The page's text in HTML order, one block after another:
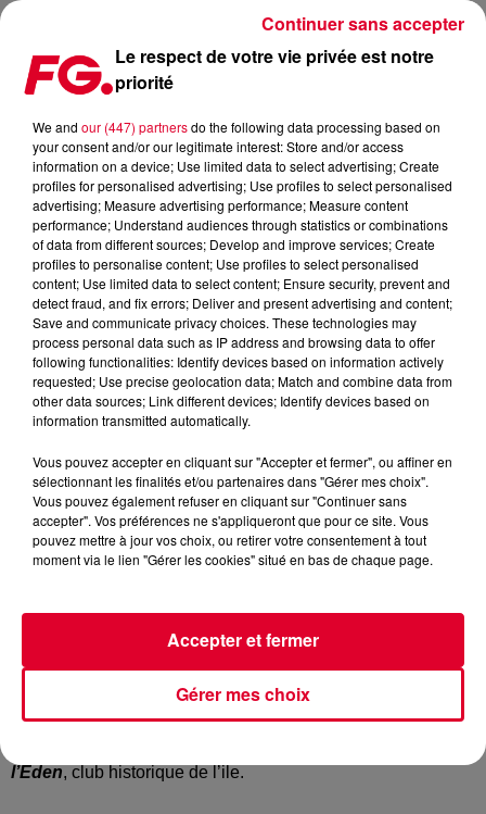
DEFECTED SE POSE A L’EDEN
Publié : 9 février 2017 à 17h36 par La rédaction
Ca pourrait être aux jardins d’Eden mais non ! L’image en
référenceDefected– qui a longtemps eu une résidence sur
RadioFG – organise chaque année depuis 15 ans des fêtes
à Ibiza.
Et en 2017, nouvelle saison et nouveau lieu car Defected
l’Eden, club historique de l’ile.
Le respect de votre vie privée est notre
priorité
We and our (447) partnersdo the following data processing based on
your consent and/or our legitimate interest: Store and/or access
information on a device; Use limited data to select advertising; Create
profiles for personalised advertising; Use profiles to select personalised
advertising; Measure advertising performance; Measure content
performance; Understand audiences through statistics or combinations
of data from different sources; Develop and improve services; Create
profiles to personalise content; Use profiles to select personalised
content; Use limited data to select content; Ensure security, prevent and
detect fraud, and fix errors; Deliver and present advertising and content;
Save and communicate privacy choices. These technologies may
process personal data such as IP address and browsing data to offer
following functionalities: Identify devices based on information actively
requested; Use precise geolocation data; Match and combine data from
other data sources; Link different devices; Identify devices based on
information transmitted automatically.
Vous pouvez accepter en cliquant sur "Accepter et fermer", ou affiner en
sélectionnant les finalités et/ou partenaires dans "Gérer mes choix".
Vous pouvez également refuser en cliquant sur "Continuer sans
accepter". Vos préférences ne s'appliqueront que pour ce site. Vous
pouvez mettre à jour vos choix, ou retirer votre consentement à tout
moment via le lien "Gérer les cookies" situé en bas de chaque page.
Gérer mes choix
Accepter et fermer
Continuer sans accepter